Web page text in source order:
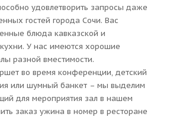
удовлетворить запросы даже
гостей города Сочи. Вас
блюда кавказской и
У нас имеются хорошие
разной вместимости.
во время конференции, детский
или шумный банкет – мы выделим
для мероприятия зал в нашем
заказ ужина в номер в ресторане